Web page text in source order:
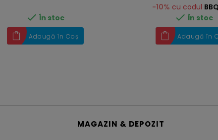
 În stoc
Adaugă în Coș
-10% cu codul
 În stoc
Adaugă în
MAGAZIN & DEPOZIT